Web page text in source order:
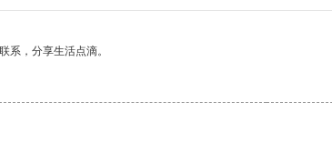
系，分享生活点滴。